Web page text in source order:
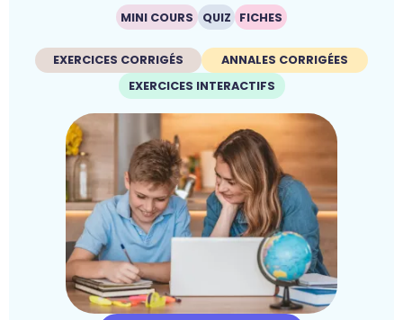
MINI COURS QUIZ FICHES
EXERCICES CORRIGÉS
ANNALES CORRIGÉES
EXERCICES INTERACTIFS